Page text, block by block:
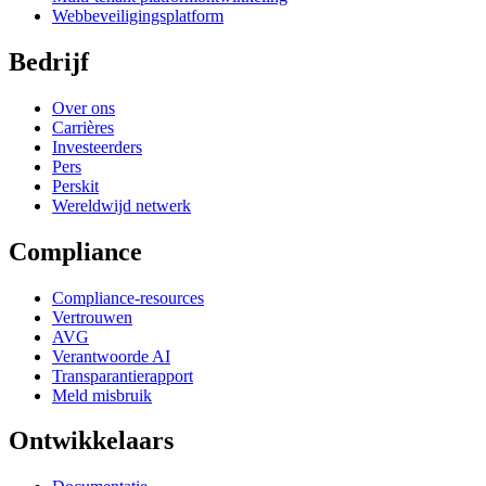
Webbeveiligingsplatform
Bedrijf
Over ons
Carrières
Investeerders
Pers
Perskit
Wereldwijd netwerk
Compliance
Compliance-resources
Vertrouwen
AVG
Verantwoorde AI
Transparantierapport
Meld misbruik
Ontwikkelaars